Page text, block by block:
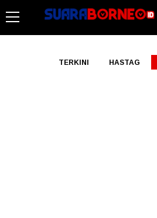
TERKINI HASTAG